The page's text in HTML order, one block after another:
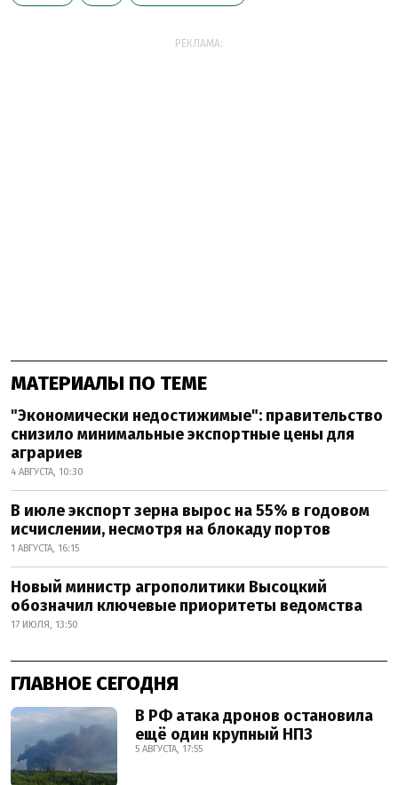
РЕКЛАМА:
МАТЕРИАЛЫ ПО ТЕМЕ
"Экономически недостижимые": правительство
снизило минимальные экспортные цены для
аграриев
4 АВГУСТА, 10:30
В июле экспорт зерна вырос на 55% в годовом
исчислении, несмотря на блокаду портов
1 АВГУСТА, 16:15
Новый министр агрополитики Высоцкий
обозначил ключевые приоритеты ведомства
17 ИЮЛЯ, 13:50
ГЛАВНОЕ СЕГОДНЯ
В РФ атака дронов остановила
ещё один крупный НПЗ
5 АВГУСТА, 17:55